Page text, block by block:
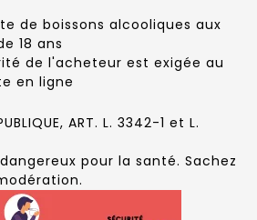
de boissons alcooliques aux
18 ans
de l'acheteur est exigée au
en ligne
ART. L. 3342-1 et L.
pour la santé. Sachez